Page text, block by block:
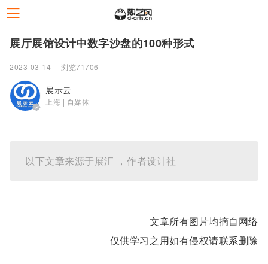
展厅展馆设计中数字沙盘的100种形式
2023-03-14 浏览71706
展示云
上海 | 自媒体
以下文章来源于展汇 ，作者设计社
文章所有图片均摘自网络
仅供学习之用如有侵权请联系删除